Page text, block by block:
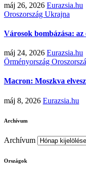
máj 26, 2026 Eurazsia.hu
Oroszország Ukrajna
Városok bombázása: az
máj 24, 2026 Eurazsia.hu
Örményország
Macron: Moszkva
máj 8, 2026 Eurazsia.hu
Archívum
Archívum
Országok